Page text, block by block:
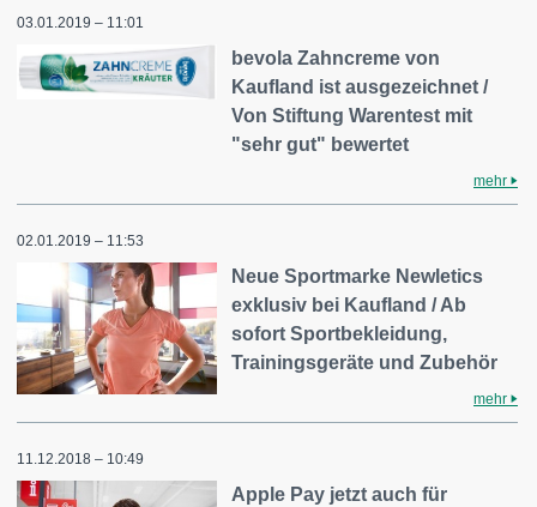
03.01.2019 – 11:01
bevola Zahncreme von
Kaufland ist ausgezeichnet /
Von Stiftung Warentest mit
"sehr gut" bewertet
mehr
02.01.2019 – 11:53
Neue Sportmarke Newletics
exklusiv bei Kaufland / Ab
sofort Sportbekleidung,
Trainingsgeräte und Zubehör
mehr
11.12.2018 – 10:49
Apple Pay jetzt auch für